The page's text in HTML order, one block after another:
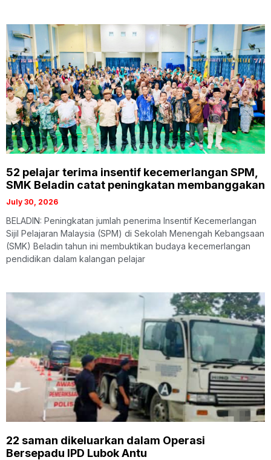
52 pelajar terima insentif kecemerlangan SPM,
SMK Beladin catat peningkatan membanggakan
July 30, 2026
BELADIN: Peningkatan jumlah penerima Insentif Kecemerlangan
Sijil Pelajaran Malaysia (SPM) di Sekolah Menengah Kebangsaan
(SMK) Beladin tahun ini membuktikan budaya kecemerlangan
pendidikan dalam kalangan pelajar
22 saman dikeluarkan dalam Operasi
Bersepadu IPD Lubok Antu